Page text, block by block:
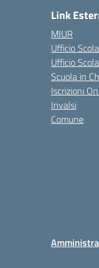
Link
MIUR
Ufficio
Ufficio
Scuola in
Iscrizioni
Invalsi
Comune